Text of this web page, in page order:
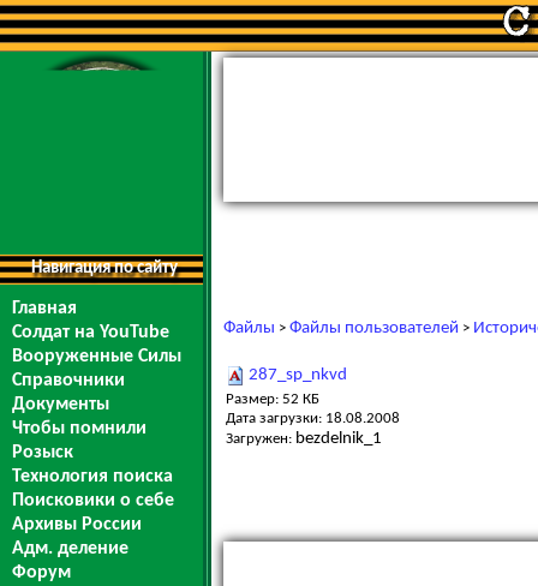
Навигация по сайту
Главная
Солдат на YouTube
Вооруженные Силы
Справочники
Документы
Чтобы помнили
Розыск
Технология поиска
Поисковики о себе
Архивы России
Адм. деление
Форум
Файлы > Файлы пользователей >
287_sp_nkvd
Размер: 52 КБ
Дата загрузки: 18.08.2008
Загружен: bezdelnik_1